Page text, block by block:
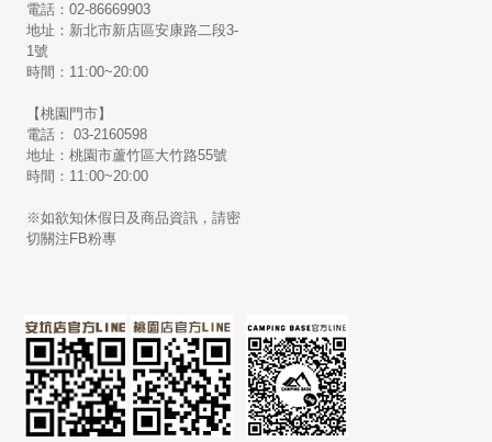
電話：02-86669903
地址：新北市新店區安康路二段3-
1號
時間：11:00~20:00
【桃園門市】
電話： 03-2160598
地址：桃園市蘆竹區大竹路55號
時間：11:00~20:00
※如欲知休假日及商品資訊，請密
切關注FB粉專